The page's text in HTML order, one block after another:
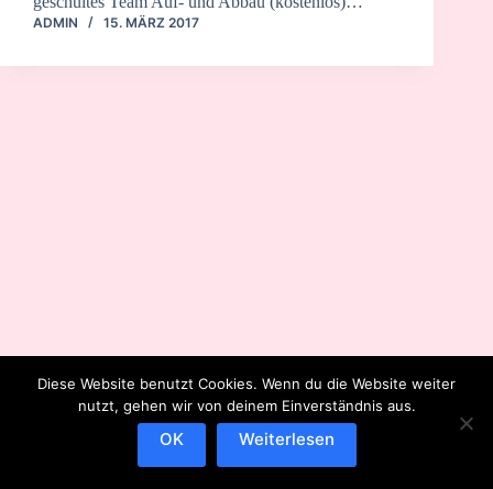
ADMIN 15. MÄRZ 2017
Diese Website benutzt Cookies. Wenn du die Website weiter
nutzt, gehen wir von deinem Einverständnis aus.
OK Weiterlesen